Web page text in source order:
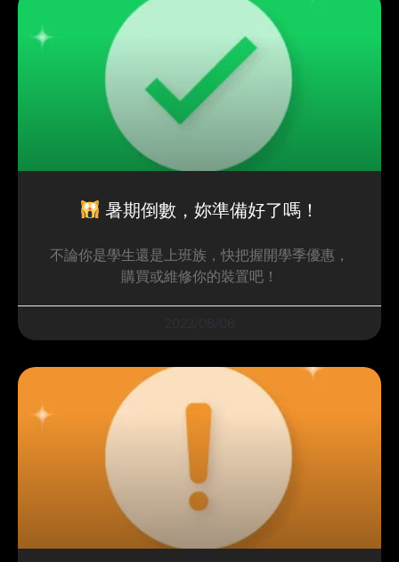
暑期倒數，妳準備好了嗎！
不論你是學生還是上班族，快把握開學季優惠，
購買或維修你的裝置吧！
2022/08/08